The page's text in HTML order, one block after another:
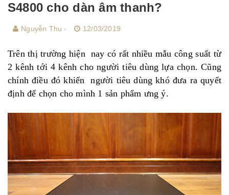
S4800 cho dàn âm thanh?
Nguyễn Thu - 12/03/2019
Trên thị trường hiện nay có rất nhiều mẫu công suất từ
2 kênh tới 4 kênh cho người tiêu dùng lựa chọn. Cũng
chính điều đó khiến người tiêu dùng khó đưa ra quyết
định để chọn cho mình 1 sản phẩm ưng ý.